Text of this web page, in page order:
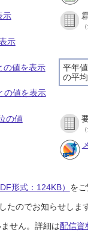
示
示
平年
の平
の値を表示
の値を表示
の値
形式：124KB） を
たのでお知らせしま
せん。詳細は配信資